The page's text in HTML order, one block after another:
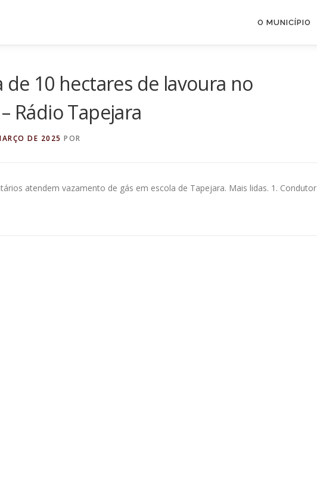
O MUNICÍPIO
de 10 hectares de lavoura no
Rádio Tapejara
DE 2025 POR
atendem vazamento de gás em escola de Tapejara. Mais lidas. 1. Condutor